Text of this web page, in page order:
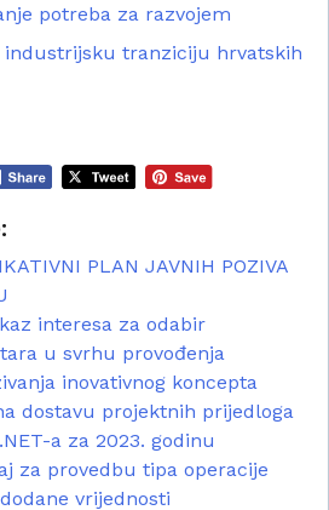
potreba za razvojem
industrijsku tranziciju hrvatskih
PLAN JAVNIH POZIVA
interesa za odabir
u svrhu provođenja
inovativnog koncepta
dostavu projektnih prijedloga
a za 2023. godinu
za provedbu tipa operacije
vrijednosti